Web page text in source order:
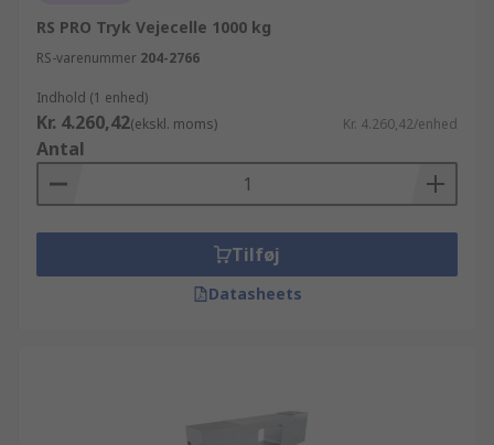
RS PRO Tryk Vejecelle 1000 kg
RS-varenummer 204-2766
Indhold (1 enhed)
Kr. 4.260,42(ekskl. moms) Kr. 4.260,42/enhed
Antal
Tilføj
Datasheets